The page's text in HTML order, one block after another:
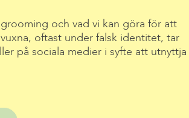
och vad vi kan göra för att
oftast under falsk identitet, tar
på sociala medier i syfte att utnyttja